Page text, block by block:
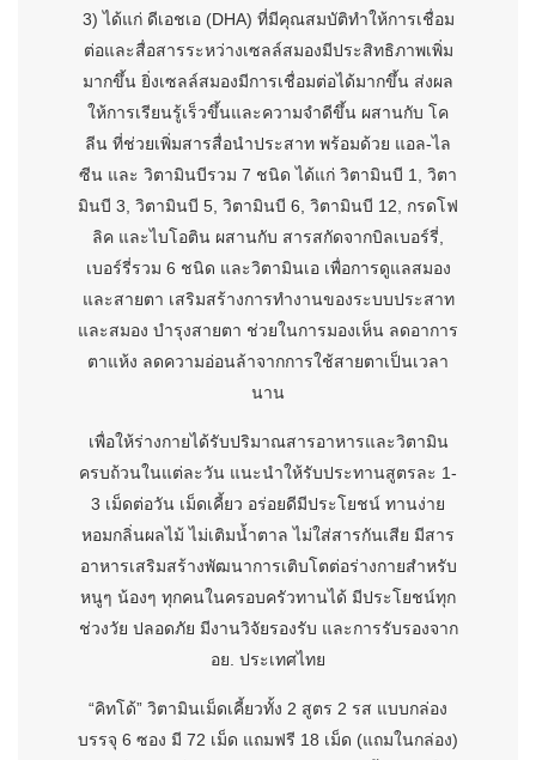
3) ได้แก่ ดีเอชเอ (DHA) ที่มีคุณสมบัติทำให้การเชื่อม
ต่อและสื่อสารระหว่างเซลล์สมองมีประสิทธิภาพเพิ่ม
มากขึ้น ยิ่งเซลล์สมองมีการเชื่อมต่อได้มากขึ้น ส่งผล
ให้การเรียนรู้เร็วขึ้นและความจำดีขึ้น ผสานกับ โค
ลีน ที่ช่วยเพิ่มสารสื่อนำประสาท พร้อมด้วย แอล-ไล
ซีน และ วิตามินบีรวม 7 ชนิด ได้แก่ วิตามินบี 1, วิตา
มินบี 3, วิตามินบี 5, วิตามินบี 6, วิตามินบี 12, กรดโฟ
ลิค และไบโอติน ผสานกับ สารสกัดจากบิลเบอร์รี่,
เบอร์รี่รวม 6 ชนิด และวิตามินเอ เพื่อการดูแลสมอง
และสายตา เสริมสร้างการทำงานของระบบประสาท
และสมอง บำรุงสายตา ช่วยในการมองเห็น ลดอาการ
ตาแห้ง ลดความอ่อนล้าจากการใช้สายตาเป็นเวลา
นาน
เพื่อให้ร่างกายได้รับปริมาณสารอาหารและวิตามิน
ครบถ้วนในแต่ละวัน แนะนำให้รับประทานสูตรละ 1-
3 เม็ดต่อวัน เม็ดเคี้ยว อร่อยดีมีประโยชน์ ทานง่าย
หอมกลิ่นผลไม้ ไม่เติมน้ำตาล ไม่ใส่สารกันเสีย มีสาร
อาหารเสริมสร้างพัฒนาการเติบโตต่อร่างกายสำหรับ
หนูๆ น้องๆ ทุกคนในครอบครัวทานได้ มีประโยชน์ทุก
ช่วงวัย ปลอดภัย มีงานวิจัยรองรับ และการรับรองจาก
อย. ประเทศไทย
“คิทโด้” วิตามินเม็ดเคี้ยวทั้ง 2 สูตร 2 รส แบบกล่อง
บรรจุ 6 ซอง มี 72 เม็ด แถมฟรี 18 เม็ด (แถมในกล่อง)